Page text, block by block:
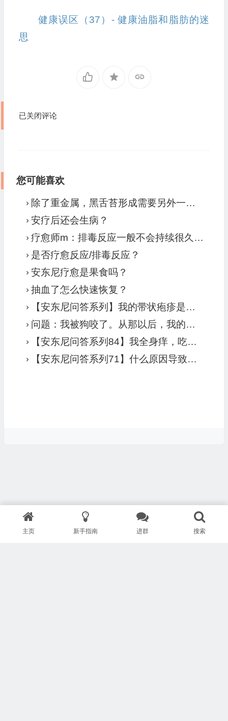
健康误区（37）- 健康油脂和脂肪的迷
思
已关闭评论
您可能喜欢
除了重金属，黑舌苔形成需要另外一个必要条件，那就是病毒
安疗后还会生病？
疗愈师m：排毒反应一般不会持续很久。一直没好的就是病症爆发。要当病症来处理。
是否疗愈反应/排毒反应？
安东尼疗愈是果食吗？
抽血了怎么快速恢复？
【安东尼问答系列】我的带状疱疹是排毒反应吗?
问题：我被狗咬了。从那以后，我的膝盖和腿部一直疼痛。还发生了一些其他事情，对此也原因不明。我的疼痛和其他症状有多少与狗咬有关？
【安东尼问答系列84】我全身痒，吃水果后更严重，有人说痒和高草酸或食物过敏有关。请问你怎么看？
【安东尼问答系列71】什么原因导致酒糟鼻、面部和脚部潮红吗？以及慢性唇疱疹？
主页 新手指南 进群 搜索